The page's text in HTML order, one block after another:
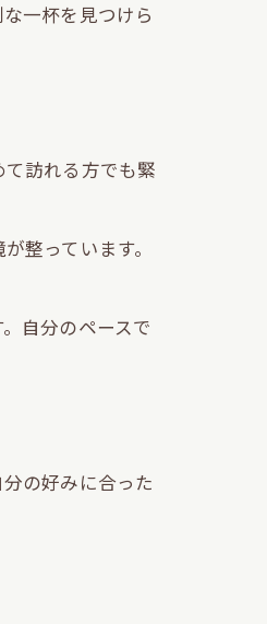
一杯を見つけら
訪れる方でも緊
整っています。
自分のペースで
の好みに合った